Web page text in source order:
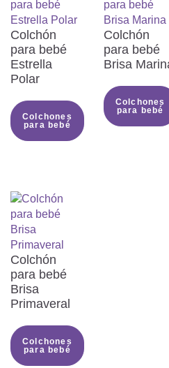
Colchón
para bebé
Estrella
Polar
Colchones
para bebé
Colchón
para bebé
Brisa
Colchones
para bebé
Colchón
para bebé
Brisa
Primaveral
Colchones
para bebé